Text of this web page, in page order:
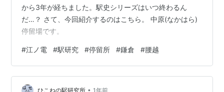
から3年が経ちました。駅史シリーズはいつ終わるん
だ…？ さて、今回紹介するのはこちら。 中原(なかはら)
停留場です。
#江ノ電 #駅研究 #停留所 #鎌倉 #腰越
ひこねの駅研究所 • 1年前